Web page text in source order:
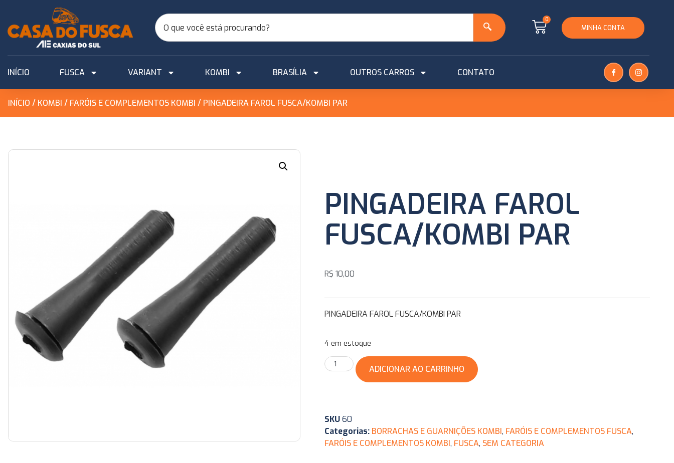
0
MINHA CONTA
INÍCIO FUSCA VARIANT KOMBI BRASÍLIA OUTROS CARROS CONTATO
INÍCIO / KOMBI / FARÓIS E COMPLEMENTOS KOMBI / PINGADEIRA FAROL FUSCA/KOMBI PAR
PINGADEIRA FAROL
FUSCA/KOMBI PAR
R$ 10,00
PINGADEIRA FAROL FUSCA/KOMBI PAR
4 em estoque
ADICIONAR AO CARRINHO
SKU60
Categorias: BORRACHAS E GUARNIÇÕES KOMBI, FARÓIS E COMPLEMENTOS FUSCA,
FARÓIS E COMPLEMENTOS KOMBI, FUSCA, SEM CATEGORIA